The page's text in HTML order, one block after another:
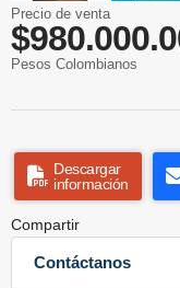
Precio de venta
Pesos Colombianos
Descargar
información
Compartir
Contáctanos